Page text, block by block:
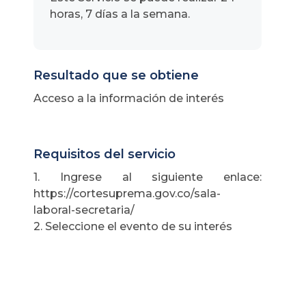
horas, 7 días a la semana.
Resultado que se obtiene
Acceso a la información de interés
Requisitos del servicio
1. Ingrese al siguiente enlace:
https://cortesuprema.gov.co/sala-
laboral-secretaria/
2. Seleccione el evento de su interés